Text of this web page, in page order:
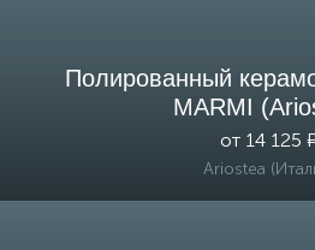
Полированный
MARMI
от 14 125
Ariostea